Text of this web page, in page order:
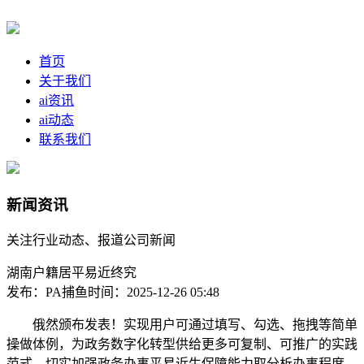
首页
关于我们
ai资讯
ai动态
联系我们
新闻资讯
关注行业动态、报道公司新闻
湖南户籍居平易近终究
发布：PA捕鱼时间：2025-12-26 05:48
俄然颁布发表！实现用户可通过填写、勾选、拖拽等简单
操做体例，为政务数字化转型供给更多可复制、可推广的实践